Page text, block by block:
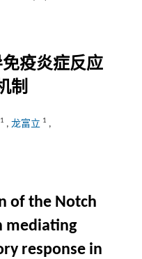
疫炎症反应
制
1 , 龙富立 1 ,
of the Notch
mediating
response in